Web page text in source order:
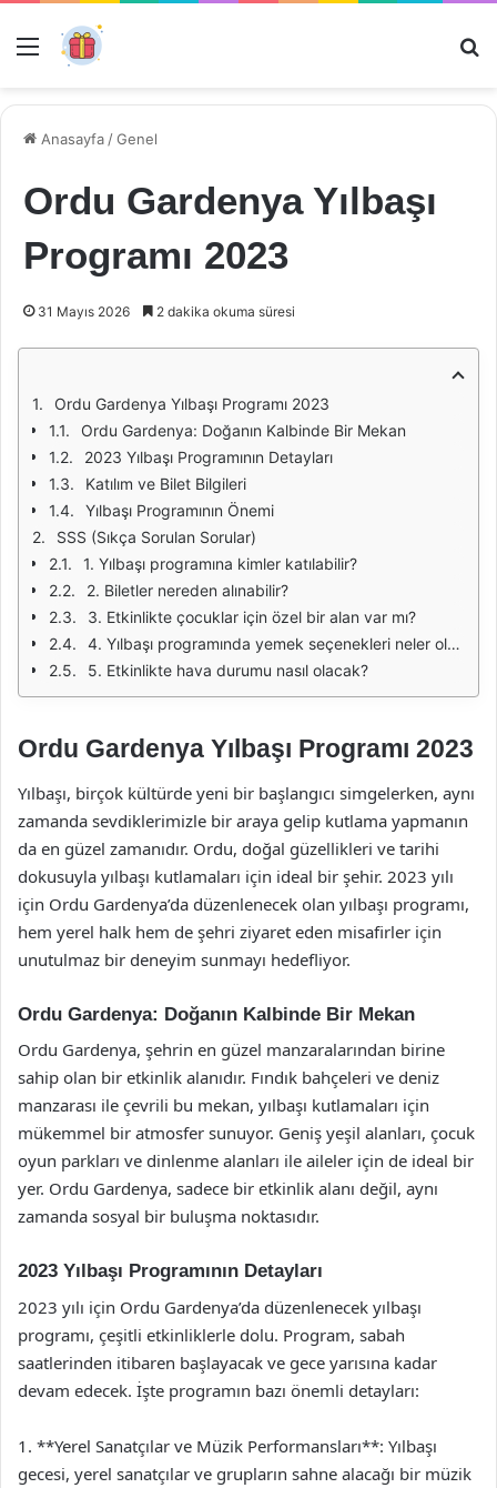
Menü
Anasayfa /Genel
Ordu Gardenya Yılbaşı
Programı 2023
31 Mayıs 2026 2 dakika okuma süresi
Ordu Gardenya Yılbaşı Programı 2023
Ordu Gardenya: Doğanın Kalbinde Bir Mekan
2023 Yılbaşı Programının Detayları
Katılım ve Bilet Bilgileri
Yılbaşı Programının Önemi
SSS (Sıkça Sorulan Sorular)
1. Yılbaşı programına kimler katılabilir?
2. Biletler nereden alınabilir?
3. Etkinlikte çocuklar için özel bir alan var mı?
4. Yılbaşı programında yemek seçenekleri neler olacak?
5. Etkinlikte hava durumu nasıl olacak?
Ordu Gardenya Yılbaşı Programı 2023
Yılbaşı, birçok kültürde yeni bir başlangıcı simgelerken, aynı
zamanda sevdiklerimizle bir araya gelip kutlama yapmanın
da en güzel zamanıdır. Ordu, doğal güzellikleri ve tarihi
dokusuyla yılbaşı kutlamaları için ideal bir şehir. 2023 yılı
için Ordu Gardenya’da düzenlenecek olan yılbaşı programı,
hem yerel halk hem de şehri ziyaret eden misafirler için
unutulmaz bir deneyim sunmayı hedefliyor.
Ordu Gardenya: Doğanın Kalbinde Bir Mekan
Ordu Gardenya, şehrin en güzel manzaralarından birine
sahip olan bir etkinlik alanıdır. Fındık bahçeleri ve deniz
manzarası ile çevrili bu mekan, yılbaşı kutlamaları için
mükemmel bir atmosfer sunuyor. Geniş yeşil alanları, çocuk
oyun parkları ve dinlenme alanları ile aileler için de ideal bir
yer. Ordu Gardenya, sadece bir etkinlik alanı değil, aynı
zamanda sosyal bir buluşma noktasıdır.
2023 Yılbaşı Programının Detayları
2023 yılı için Ordu Gardenya’da düzenlenecek yılbaşı
programı, çeşitli etkinliklerle dolu. Program, sabah
saatlerinden itibaren başlayacak ve gece yarısına kadar
devam edecek. İşte programın bazı önemli detayları:
1. **Yerel Sanatçılar ve Müzik Performansları**: Yılbaşı
gecesi, yerel sanatçılar ve grupların sahne alacağı bir müzik